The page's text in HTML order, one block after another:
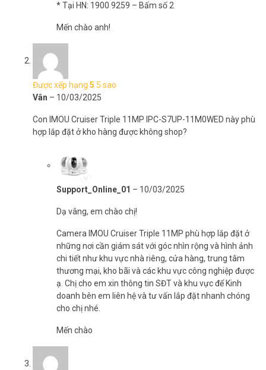
Hãy tưởng tượng cảm giác yên tâm khi biết ngôi nhà luôn an toàn.
Đó chính là điều mà Camera an ninh IMOU mang lại!
Đừng để sự lo lắng cản trở cuộc sống của bạn. Với giá Camera Wifi
IMOU hợp lý và chất lượng vượt trội, đây là thời điểm hoàn hảo để
11M0WED.
Thông tin sản phẩm camera Wifi IMOU
Cruiser Triple 11MP IPC-S7UP-11M0WED
[3 ống kính, ngoài trời]
– Camera WiFi 3 ống kính quay quét ngoài trời 11MP
– Chuẩn nén H.265. Tốc độ khung hình 15fps.
– 3 Ống kính với độ phân giải 11.0MP (3.0 MP cho 2 ống kính cố
định và 5.0 MP cho ống kính quay quét).
– Ống kính cố định 3.6mm (góc nhìn 87°)
– Ống kính quay quét 6mm (góc nhìn 51°) có thể điều khiển từ xa,
góc quay ngang 0~355°, góc quay dọc 0~90°.
– Chế độ ánh sáng kép thông minh 4 chế độ ban đêm, Hồng ngoại
– Đàm thoại 2 chiều với mic và loa tích hợp sẵn
* Tại HN: 1900 9259 – Bấm số 2
Mến chào anh!
Được xếp hạng 5 5 sao
Vân – 10/03/2025
Con IMOU Cruiser Triple 11MP IPC-S7UP-11M0WED này phù
hợp lắp đặt ở kho hàng được không shop?
Support_Online_01 – 10/03/2025
Dạ vâng, em chào chị!
Camera IMOU Cruiser Triple 11MP phù hợp lắp đặt ở
những nơi cần giám sát với góc nhìn rộng và hình ảnh
chi tiết như khu vực nhà riêng, cửa hàng, trung tâm
thương mại, kho bãi và các khu vực công nghiệp được
ạ. Chị cho em xin thông tin SĐT và khu vực để Kinh
doanh bên em liên hệ và tư vấn lắp đặt nhanh chóng
cho chị nhé.
Mến chào